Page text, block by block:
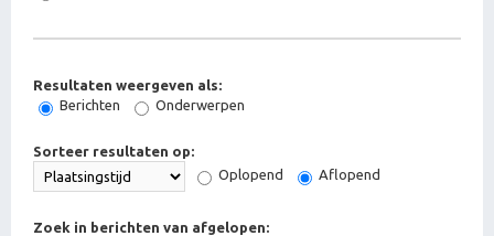
Resultaten weergeven als:
Berichten
Onderwerpen
Sorteer resultaten op:
Oplopend
Aflopend
Zoek in berichten van afgelopen: